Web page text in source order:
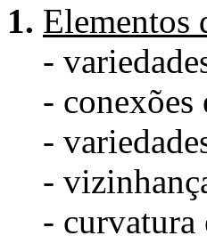
1. Elementos
-
- conexões
-
-
- curvatura